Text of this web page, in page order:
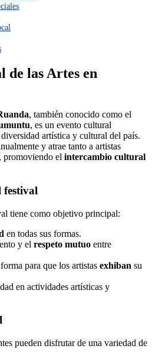
de las Artes en
, también conocido como el
, es un evento cultural
artística y cultural del país.
y atrae tanto a artistas
promoviendo el intercambio cultural
festival
tiene como objetivo principal:
en todas sus formas.
y el respeto mutuo entre
para que los artistas exhiban su
en actividades artísticas y
pueden disfrutar de una variedad de